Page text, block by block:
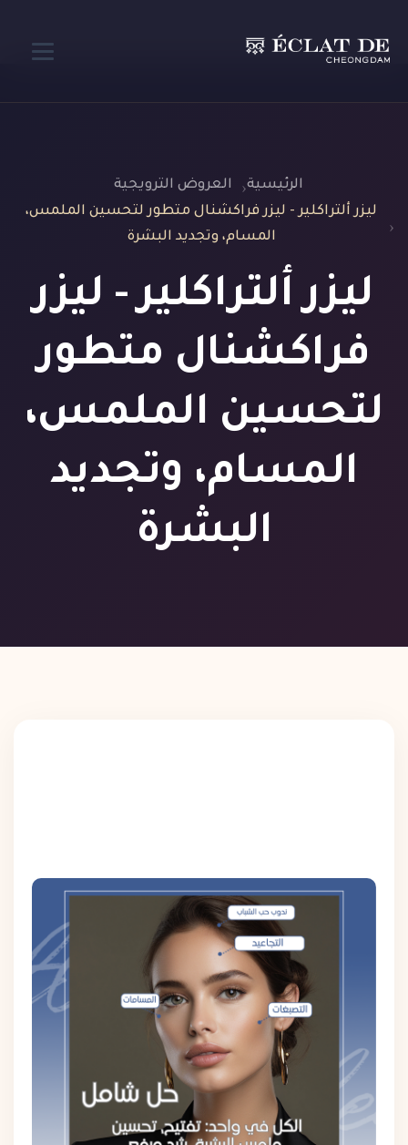
الرئيسية
العروض الترويجية
ليزر ألتراكلير - ليزر فراكشنال متطور لتحسين الملمس،
المسام، وتجديد البشرة
ليزر ألتراكلير - ليزر
فراكشنال متطور
لتحسين الملمس،
المسام، وتجديد
البشرة